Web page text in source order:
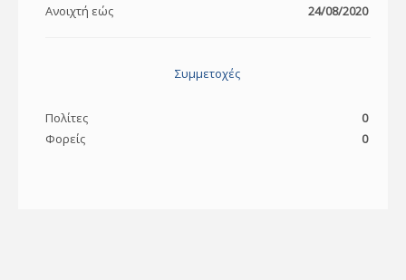
Ανοιχτή εώς
24/08/2020
Συμμετοχές
Πολίτες
0
Φορείς
0